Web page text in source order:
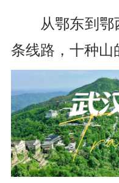
从鄂东到
条线路，十种